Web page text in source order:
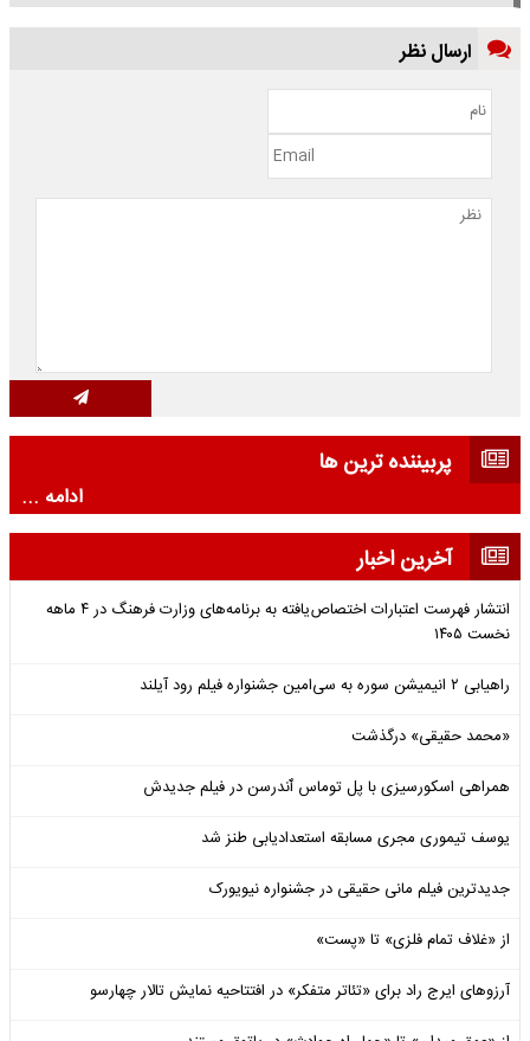
ارسال نظر
پربیننده ترین ها
ادامه ...
آخرین اخبار
انتشار فهرست اعتبارات اختصاص‌یافته به برنامه‌های وزارت فرهنگ در ۴ ماهه
نخست ۱۴۰۵
راهیابی ۲ انیمیشن سوره به سی‌امین جشنواره فیلم رود آیلند
«محمد حقیقی» درگذشت
همراهی اسکورسیزی با پل توماس ٱندرسن در فیلم جدیدش
یوسف تیموری مجری مسابقه استعدادیابی طنز شد
جدیدترین فیلم مانی حقیقی در جشنواره نیویورک
از «غلاف تمام فلزی» تا «پست»
آرزوهای ایرج راد برای «تئاتر متفکر» در افتتاحیه نمایش تالار چهارسو